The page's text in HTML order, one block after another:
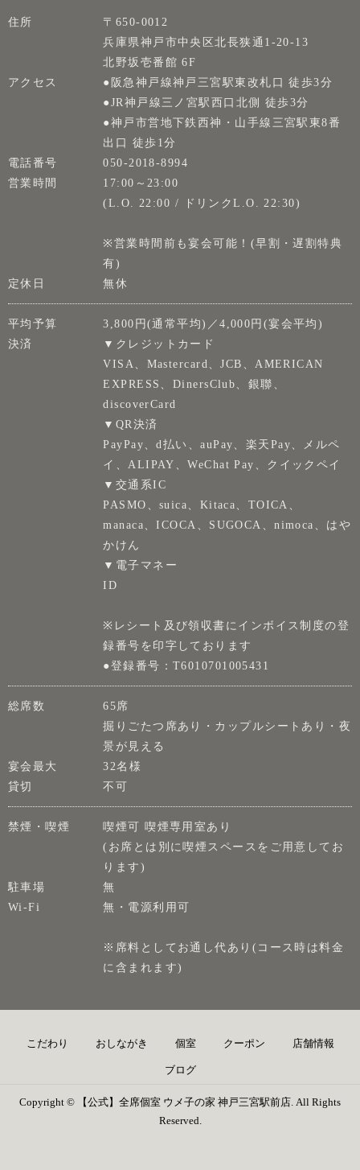
住所
〒650-0012
兵庫県神戸市中央区北長狭通1-20-13
北野坂壱番館 6F
アクセス
●阪急神戸線神戸三宮駅東改札口 徒歩3分
●JR神戸線三ノ宮駅西口北側 徒歩3分
●神戸市営地下鉄西神・山手線三宮駅東8番
出口 徒歩1分
電話番号
050-2018-8994
営業時間
17:00～23:00
(L.O. 22:00 / ドリンクL.O. 22:30)
※営業時間前も宴会可能！(早割・遅割特典
有)
定休日
無休
平均予算
3,800円(通常平均)／4,000円(宴会平均)
決済
▼クレジットカード
VISA、Mastercard、JCB、AMERICAN
EXPRESS、DinersClub、銀聯、
discoverCard
▼QR決済
PayPay、d払い、auPay、楽天Pay、メルペ
イ、ALIPAY、WeChat Pay、クイックペイ
▼交通系IC
PASMO、suica、Kitaca、TOICA、
manaca、ICOCA、SUGOCA、nimoca、はや
かけん
▼電子マネー
ID
※レシート及び領収書にインボイス制度の登
録番号を印字しております
●登録番号：T6010701005431
総席数
65席
掘りごたつ席あり・カップルシートあり・夜
景が見える
宴会最大
32名様
貸切
不可
禁煙・喫煙
喫煙可 喫煙専用室あり
(お席とは別に喫煙スペースをご用意してお
ります)
駐車場
無
Wi-Fi
無・電源利用可
※席料としてお通し代あり(コース時は料金
に含まれます)
こだわり おしながき 個室 クーポン 店舗情報
ブログ
Copyright © 【公式】全席個室 ウメ子の家 神戸三宮駅前店. All Rights
Reserved.